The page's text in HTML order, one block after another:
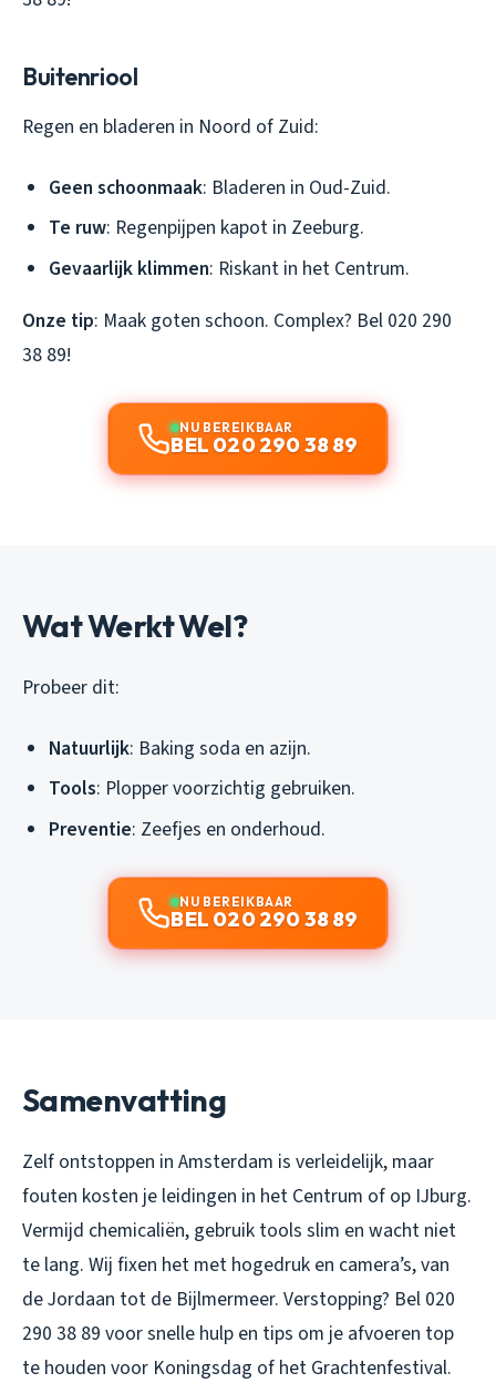
Buitenriool
Regen en bladeren in Noord of Zuid:
Geen schoonmaak: Bladeren in Oud-Zuid.
Te ruw: Regenpijpen kapot in Zeeburg.
Gevaarlijk klimmen: Riskant in het Centrum.
Onze tip: Maak goten schoon. Complex? Bel 020 290
38 89!
NU BEREIKBAAR
BEL 020 290 38 89
Wat Werkt Wel?
Probeer dit:
Natuurlijk: Baking soda en azijn.
Tools: Plopper voorzichtig gebruiken.
Preventie: Zeefjes en onderhoud.
NU BEREIKBAAR
BEL 020 290 38 89
Samenvatting
Zelf ontstoppen in Amsterdam is verleidelijk, maar
fouten kosten je leidingen in het Centrum of op IJburg.
Vermijd chemicaliën, gebruik tools slim en wacht niet
te lang. Wij fixen het met hogedruk en camera’s, van
de Jordaan tot de Bijlmermeer. Verstopping? Bel 020
290 38 89 voor snelle hulp en tips om je afvoeren top
te houden voor Koningsdag of het Grachtenfestival.